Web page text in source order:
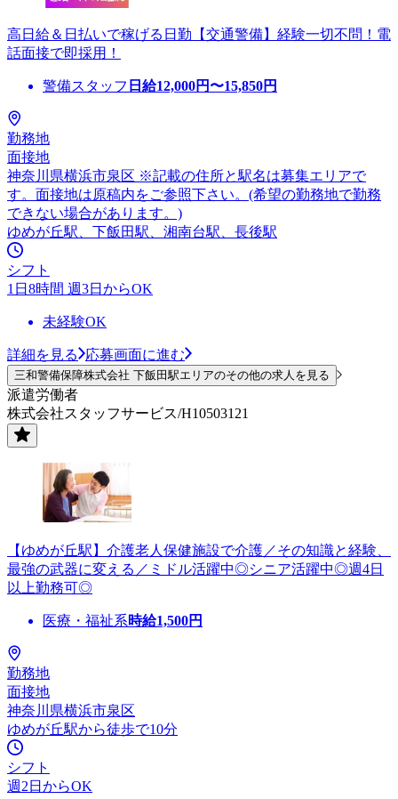
高日給＆日払いで稼げる日勤【交通警備】経験一切不問！電
話面接で即採用！
警備スタッフ 日給12,000円〜15,850円
勤務地
面接地
神奈川県横浜市泉区 ※記載の住所と駅名は募集エリアで
す。面接地は原稿内をご参照下さい。(希望の勤務地で勤務
できない場合があります。)
ゆめが丘駅、下飯田駅、湘南台駅、長後駅
シフト
1日8時間 週3日からOK
未経験OK
詳細を見る 応募画面に進む
三和警備保障株式会社 下飯田駅エリアのその他の求人を見る
派遣労働者
株式会社スタッフサービス/H10503121
【ゆめが丘駅】介護老人保健施設で介護／その知識と経験、
最強の武器に変える／ミドル活躍中◎シニア活躍中◎週4日
以上勤務可◎
医療・福祉系時給1,500円
勤務地
面接地
神奈川県横浜市泉区
ゆめが丘駅から徒歩で10分
シフト
週2日からOK